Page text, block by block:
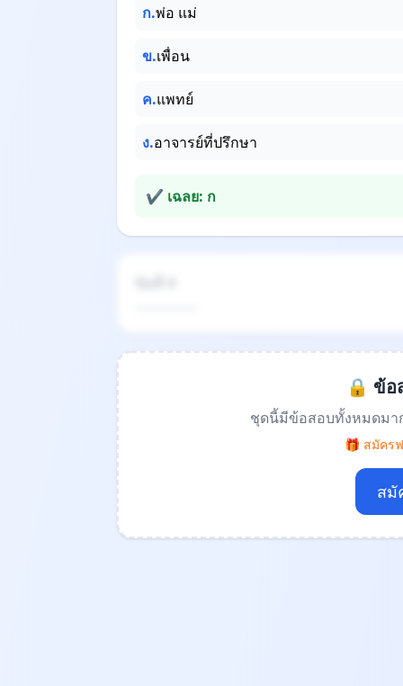
ก.พ่อ แม่
ข.เพื่อน
ค.แพทย์
ง.อาจารย์ที่ปรึกษา
✔ เฉลย: ก
🔒 ข้อ
ชุดนี้มีข้อสอบทั้งหมดมา
🎁 สมัคร
สมั